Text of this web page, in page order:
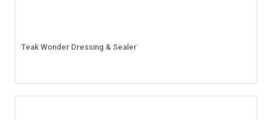
Teak Wonder Dressing & Sealer